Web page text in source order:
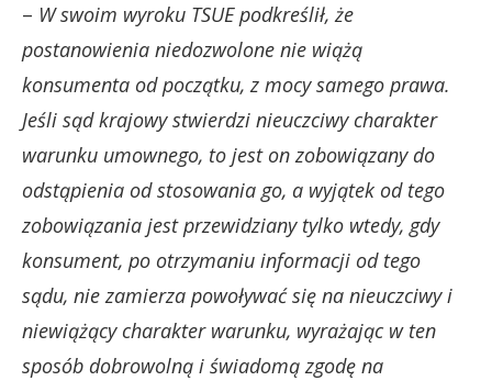
– W swoim wyroku TSUE podkreślił, że
postanowienia niedozwolone nie wiążą
konsumenta od początku, z mocy samego prawa.
Jeśli sąd krajowy stwierdzi nieuczciwy charakter
warunku umownego, to jest on zobowiązany do
odstąpienia od stosowania go, a wyjątek od tego
zobowiązania jest przewidziany tylko wtedy, gdy
konsument, po otrzymaniu informacji od tego
sądu, nie zamierza powoływać się na nieuczciwy i
niewiążący charakter warunku, wyrażając w ten
sposób dobrowolną i świadomą zgodę na